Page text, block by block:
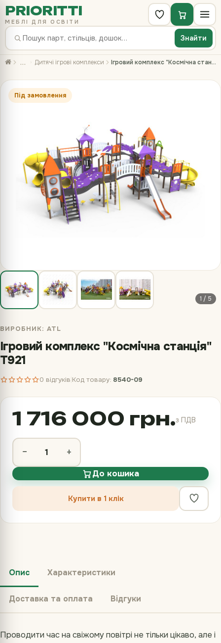
PRIORITTI
МЕБЛІ ДЛЯ ОСВІТИ
Знайти
… Дитячі ігрові комплекси Ігровий комплекс "Космічна станція" T921
Під замовлення
1 / 5
ВИРОБНИК: ATL
Ігровий комплекс "Космічна станція"
T921
0 відгуків Код товару: 8540-09
1 716 000 грн.з ПДВ
− +
До кошика
Купити в 1 клік
Опис Характеристики
Доставка та оплата Відгуки
Проводити час на свіжому повітрі не тільки цікаво, але і